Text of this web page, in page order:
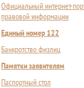
Официальный интернет-
правовой информации
Единый номер 122
Банкротство физлиц
Памятки заявителям
Паспортный стол